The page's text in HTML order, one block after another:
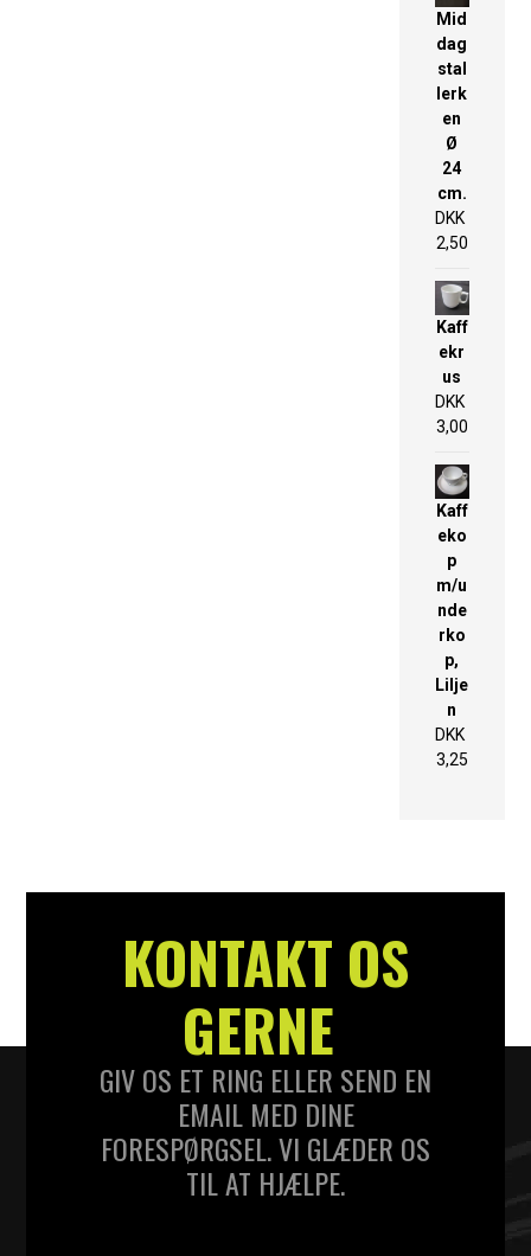
Mid
dag
stal
lerk
en
Ø
24
cm.
DKK
2,50
Kaff
ekr
us
DKK
3,00
Kaff
eko
p
m/u
nde
rko
p,
Lilje
n
DKK
3,25
KONTAKT OS
GERNE
GIV OS ET RING ELLER SEND EN
EMAIL MED DINE
FORESPØRGSEL. VI GLÆDER OS
TIL AT HJÆLPE.